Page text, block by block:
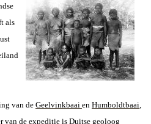
als
van de Geelvinkbaai en Humboldtbaai
van de expeditie is Duitse geoloog